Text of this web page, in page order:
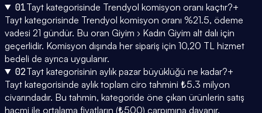
01Tayt kategorisinde Trendyol komisyon oranı kaçtır?+
Tayt kategorisinde Trendyol komisyon oranı %21.5, ödeme
vadesi 21 gündür. Bu oran Giyim › Kadın Giyim alt dalı için
geçerlidir. Komisyon dışında her sipariş için 10,20 TL hizmet
bedeli de ayrıca uygulanır.
02Tayt kategorisinin aylık pazar büyüklüğü ne kadar?+
Tayt kategorisinde aylık toplam ciro tahmini ₺5.3 milyon
civarındadır. Bu tahmin, kategoride öne çıkan ürünlerin satış
hacmi ile ortalama fiyatların (₺500) çarpımına dayanır.